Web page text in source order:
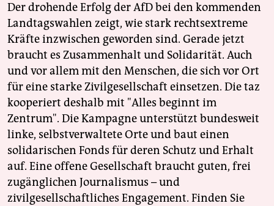
Der drohende Erfolg der AfD bei den kommenden
Landtagswahlen zeigt, wie stark rechtsextreme
Kräfte inzwischen geworden sind. Gerade jetzt
braucht es Zusammenhalt und Solidarität. Auch
und vor allem mit den Menschen, die sich vor Ort
für eine starke Zivilgesellschaft einsetzen. Die taz
kooperiert deshalb mit "Alles beginnt im
Zentrum". Die Kampagne unterstützt bundesweit
linke, selbstverwaltete Orte und baut einen
solidarischen Fonds für deren Schutz und Erhalt
auf. Eine offene Gesellschaft braucht guten, frei
zugänglichen Journalismus – und
zivilgesellschaftliches Engagement. Finden Sie